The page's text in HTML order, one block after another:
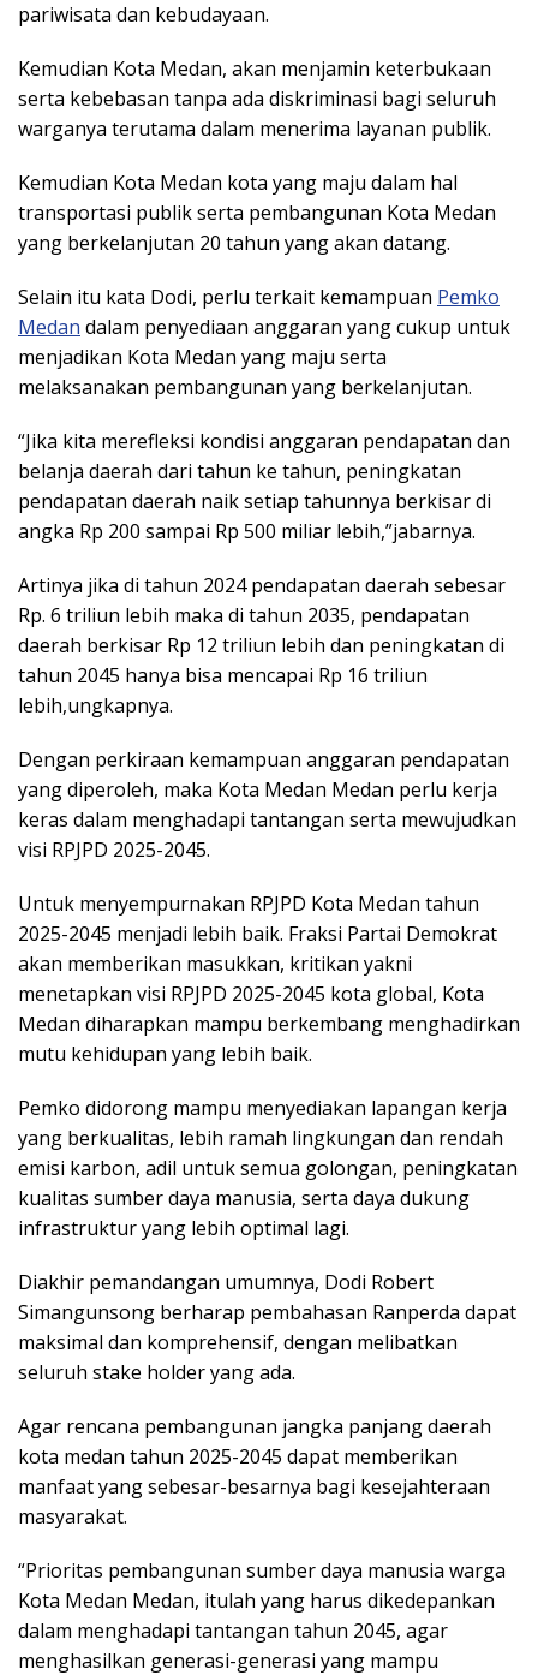
pariwisata dan kebudayaan.
Kemudian Kota Medan, akan menjamin keterbukaan
serta kebebasan tanpa ada diskriminasi bagi seluruh
warganya terutama dalam menerima layanan publik.
Kemudian Kota Medan kota yang maju dalam hal
transportasi publik serta pembangunan Kota Medan
yang berkelanjutan 20 tahun yang akan datang.
Selain itu kata Dodi, perlu terkait kemampuan Pemko
Medan dalam penyediaan anggaran yang cukup untuk
menjadikan Kota Medan yang maju serta
melaksanakan pembangunan yang berkelanjutan.
“Jika kita merefleksi kondisi anggaran pendapatan dan
belanja daerah dari tahun ke tahun, peningkatan
pendapatan daerah naik setiap tahunnya berkisar di
angka Rp 200 sampai Rp 500 miliar lebih,”jabarnya.
Artinya jika di tahun 2024 pendapatan daerah sebesar
Rp. 6 triliun lebih maka di tahun 2035, pendapatan
daerah berkisar Rp 12 triliun lebih dan peningkatan di
tahun 2045 hanya bisa mencapai Rp 16 triliun
lebih,ungkapnya.
Dengan perkiraan kemampuan anggaran pendapatan
yang diperoleh, maka Kota Medan Medan perlu kerja
keras dalam menghadapi tantangan serta mewujudkan
visi RPJPD 2025-2045.
Untuk menyempurnakan RPJPD Kota Medan tahun
2025-2045 menjadi lebih baik. Fraksi Partai Demokrat
akan memberikan masukkan, kritikan yakni
menetapkan visi RPJPD 2025-2045 kota global, Kota
Medan diharapkan mampu berkembang menghadirkan
mutu kehidupan yang lebih baik.
Pemko didorong mampu menyediakan lapangan kerja
yang berkualitas, lebih ramah lingkungan dan rendah
emisi karbon, adil untuk semua golongan, peningkatan
kualitas sumber daya manusia, serta daya dukung
infrastruktur yang lebih optimal lagi.
Diakhir pemandangan umumnya, Dodi Robert
Simangunsong berharap pembahasan Ranperda dapat
maksimal dan komprehensif, dengan melibatkan
seluruh stake holder yang ada.
Agar rencana pembangunan jangka panjang daerah
kota medan tahun 2025-2045 dapat memberikan
manfaat yang sebesar-besarnya bagi kesejahteraan
masyarakat.
“Prioritas pembangunan sumber daya manusia warga
Kota Medan Medan, itulah yang harus dikedepankan
dalam menghadapi tantangan tahun 2045, agar
menghasilkan generasi-generasi yang mampu